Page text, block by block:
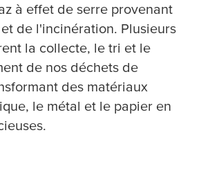
à effet de serre provenant
de l'incinération. Plusieurs
la collecte, le tri et le
de nos déchets de
des matériaux
le métal et le papier en